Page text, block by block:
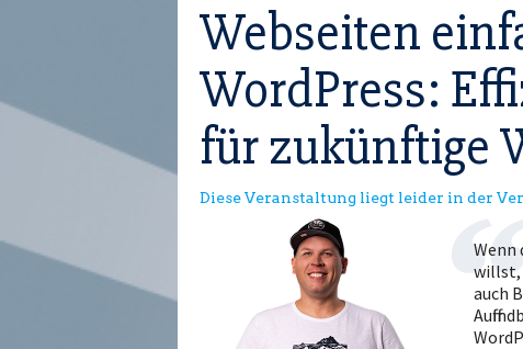
Webseiten
WordPress:
für zukünftige
Diese Veranstaltung liegt leider in der
Wenn
willst,
auch